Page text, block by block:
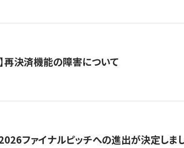
再決済機能の障害について
ファイナルピッチへの進出が決定しまし